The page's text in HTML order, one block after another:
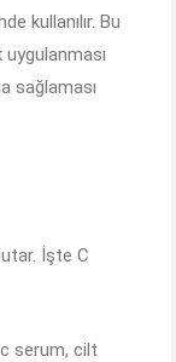
kullanılır. Bu
sağlaması
İşte C
serum, cilt